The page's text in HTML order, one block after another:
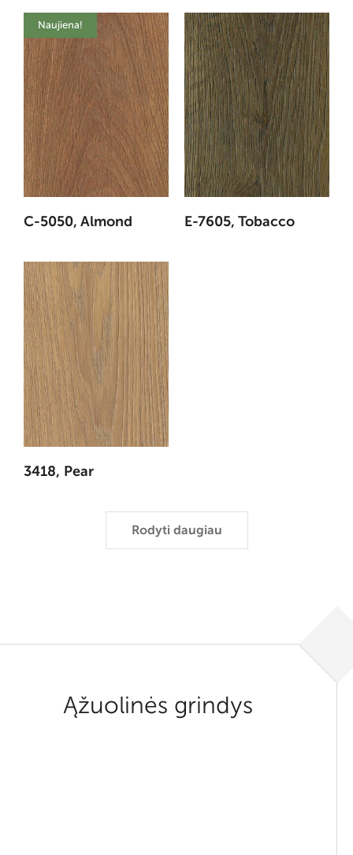
Naujiena!
C-5050, Almond E-7605, Tobacco
3418, Pear
Rodyti daugiau
Ąžuolinės grindys